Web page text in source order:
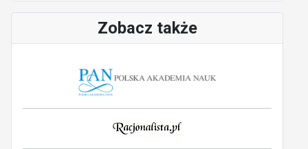
Zobacz także